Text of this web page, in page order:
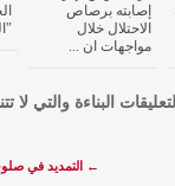
إصابته برصاص
الاحتلال خلال
مواجهات ان ...
البناءة والتي لا
← التمديد في